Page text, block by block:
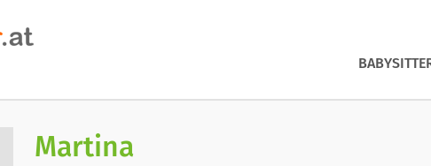
Martina